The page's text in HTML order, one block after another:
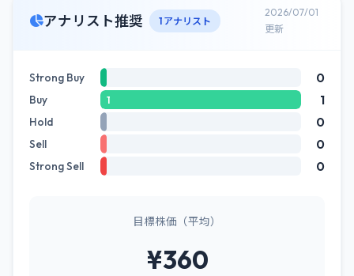
アナリスト推奨 1 アナリスト
2026/07/01
更新
Strong Buy 0
Buy 1 1
Hold 0
Sell 0
Strong Sell 0
目標株価（平均）
¥360